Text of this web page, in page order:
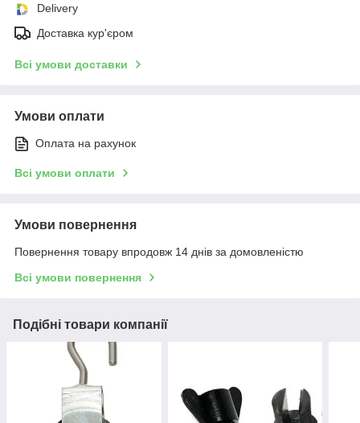
Delivery
Доставка кур'єром
Всі умови доставки
Умови оплати
Оплата на рахунок
Всі умови оплати
Умови повернення
Повернення товару впродовж 14 днів за домовленістю
Всі умови повернення
Подібні товари компанії